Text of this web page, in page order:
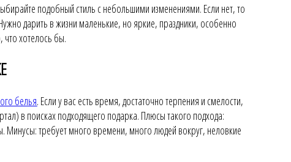
подобный стиль с небольшими изменениями. Если нет, то
дарить в жизни маленькие, но яркие, праздники, особенно
что хотелось бы.
белья. Если у вас есть время, достаточно терпения и смелости,
в поисках подходящего подарка. Плюсы такого подхода:
требует много времени, много людей вокруг, неловкие